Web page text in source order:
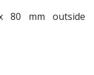
80 mm outside